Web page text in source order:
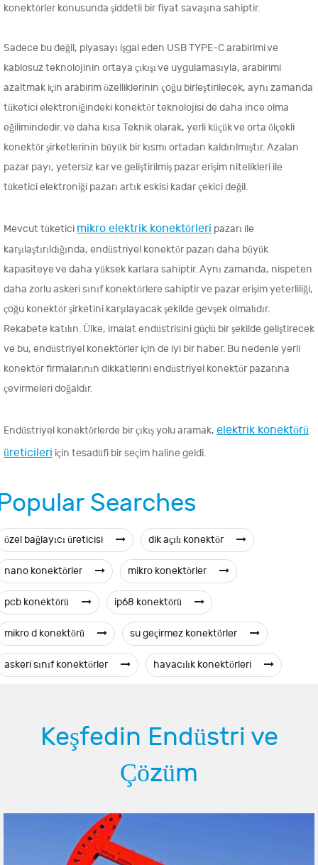
konektörler konusunda şiddetli bir fiyat savaşına sahiptir.
Sadece bu değil, piyasayı işgal eden USB TYPE-C arabirimi ve
kablosuz teknolojinin ortaya çıkışı ve uygulamasıyla, arabirimi
azaltmak için arabirim özelliklerinin çoğu birleştirilecek, aynı zamanda
tüketici elektroniğindeki konektör teknolojisi de daha ince olma
eğilimindedir. ve daha kısa Teknik olarak, yerli küçük ve orta ölçekli
konektör şirketlerinin büyük bir kısmı ortadan kaldırılmıştır. Azalan
pazar payı, yetersiz kar ve geliştirilmiş pazar erişim nitelikleri ile
tüketici elektroniği pazarı artık eskisi kadar çekici değil.
Mevcut tüketici mikro elektrik konektörleri pazarı ile
karşılaştırıldığında, endüstriyel konektör pazarı daha büyük
kapasiteye ve daha yüksek karlara sahiptir. Aynı zamanda, nispeten
daha zorlu askeri sınıf konektörlere sahiptir ve pazar erişim yeterliliği,
çoğu konektör şirketini karşılayacak şekilde gevşek olmalıdır.
Rekabete katılın. Ülke, imalat endüstrisini güçlü bir şekilde geliştirecek
ve bu, endüstriyel konektörler için de iyi bir haber. Bu nedenle yerli
konektör firmalarının dikkatlerini endüstriyel konektör pazarına
çevirmeleri doğaldır.
Endüstriyel konektörlerde bir çıkış yolu aramak, elektrik konektörü
üreticileri için tesadüfi bir seçim haline geldi.
Searches
özel bağlayıcı üreticisi dik açılı konektör
nano konektörler mikro konektörler
pcb konektörü ip68 konektörü
mikro d konektörü su geçirmez konektörler
askeri sınıf konektörler havacılık konektörleri
Keşfedin Endüstri ve
Çözüm